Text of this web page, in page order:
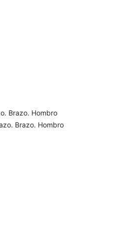
Brazo. Hombro
Brazo. Hombro